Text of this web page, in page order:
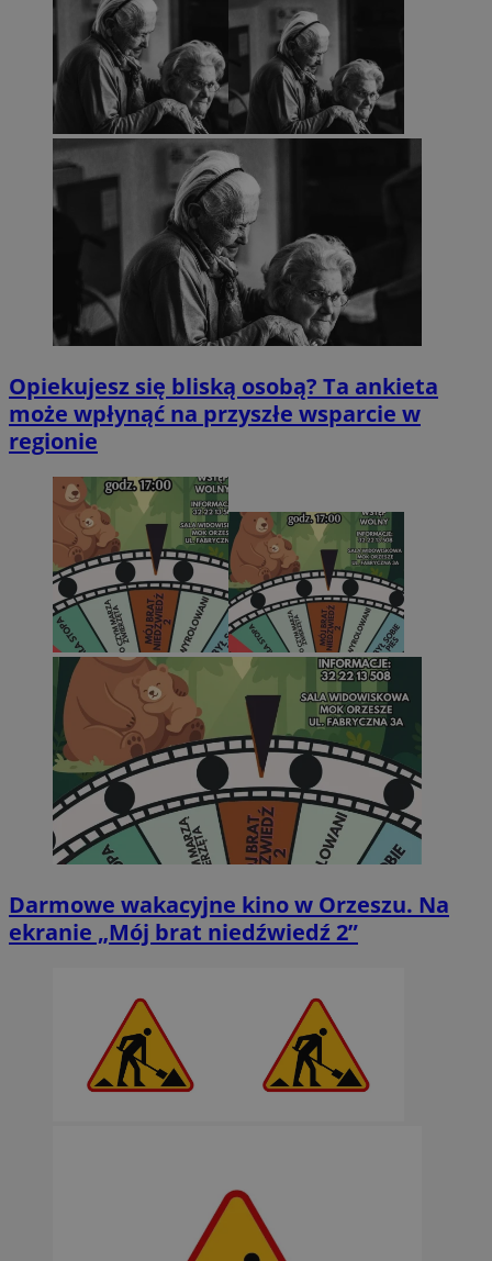
Opiekujesz się bliską osobą? Ta ankieta
może wpłynąć na przyszłe wsparcie w
regionie
Darmowe wakacyjne kino w Orzeszu. Na
ekranie „Mój brat niedźwiedź 2”